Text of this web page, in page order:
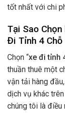
tốt nhất với chi
Tại Sao
Đi Tỉnh 4 Chỗ
Chọn “xe đi tỉnh
thuần thuê một
vận tải hàng
dịch vụ khác
chúng tôi là điều